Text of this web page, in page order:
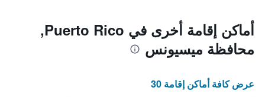
أماكن إقامة أخرى في Puerto Rico,
محافظة ميسيونس
عرض كافة أماكن إقامة 30